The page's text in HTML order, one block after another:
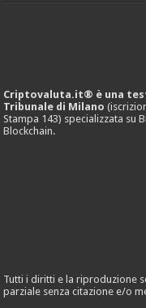
Criptovaluta.it® è una
Tribunale di Milano
Stampa 143) specializzata su
Blockchain.
Tutti i diritti e la riproduzione
parziale senza citazione e/o